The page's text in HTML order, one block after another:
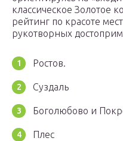
классическое Золотое
рейтинг по красоте
рукотворных
Ростов.
Суздаль
Боголюбово и
Плес